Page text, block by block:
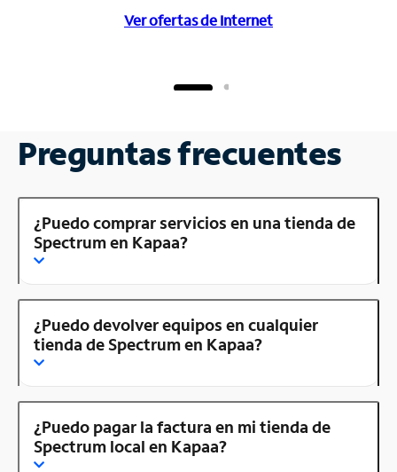
Ver ofertas de Internet
Preguntas frecuentes
¿Puedo comprar servicios en una tienda de
Spectrum en Kapaa?
¿Puedo devolver equipos en cualquier
tienda de Spectrum en Kapaa?
¿Puedo pagar la factura en mi tienda de
Spectrum local en Kapaa?